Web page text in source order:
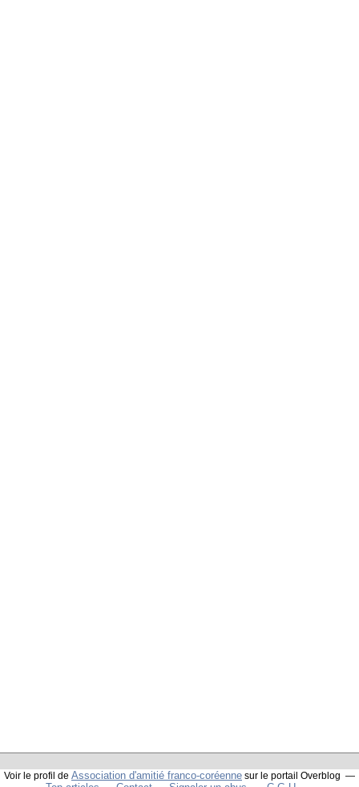
Voir le profil de Association d'amitié franco-coréenne sur le portail Overblog